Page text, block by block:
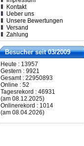
Kontakt
Ueber uns
Unsere Bewertungen
Versand
Zahlung
Besucher seit 03/2009
Heute : 13957
Gestern : 9921
Gesamt : 22950893
Online : 52
Tagesrekord : 46931
(am 08.12.2025)
Onlinerekord : 1014
(am 08.04.2026)